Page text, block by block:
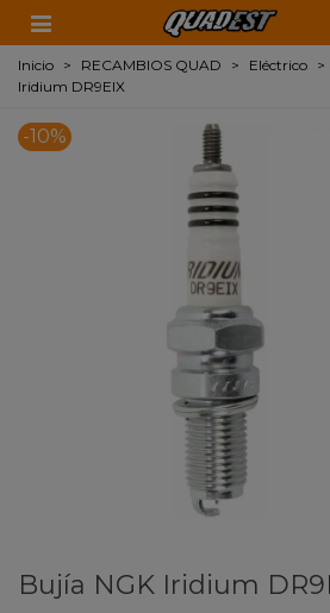
Inicio > RECAMBIOS QUAD > Eléctrico >
Iridium DR9EIX
-10%
Bujía NGK Iridium